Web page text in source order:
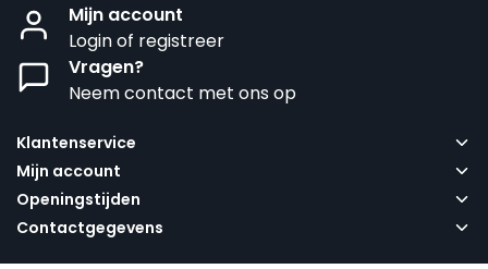
Mijn account
Login of registreer
Vragen?
Neem contact met ons op
Klantenservice
Mijn account
Openingstijden
Contactgegevens